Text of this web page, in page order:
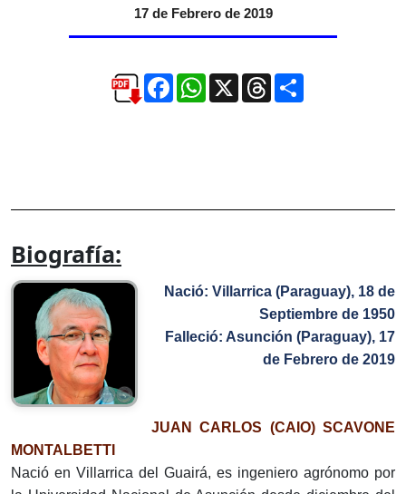
17 de Febrero de 2019
FacebookWhatsApp
X ThreadsCompartir
Biografía:
Nació: Villarrica (Paraguay), 18 de
Septiembre de 1950
Falleció: Asunción (Paraguay), 17
de Febrero de 2019
JUAN CARLOS (CAIO) SCAVONE
MONTALBETTI
Nació en Villarrica del Guairá, es ingeniero agrónomo por